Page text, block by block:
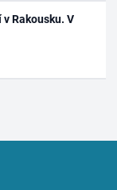
Rakousku. V